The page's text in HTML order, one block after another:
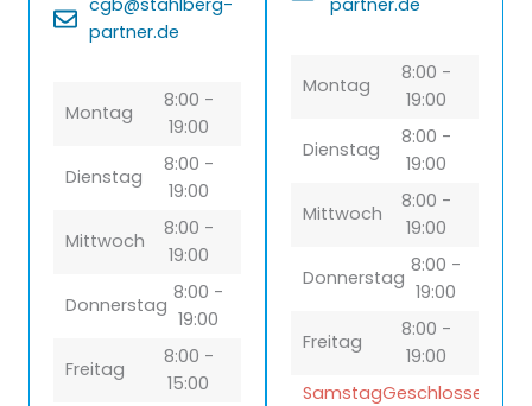
partner.de
Montag
8:00 -
19:00
Dienstag
8:00 -
19:00
Mittwoch
8:00 -
19:00
Donnerstag
8:00 -
19:00
Freitag
8:00 -
15:00
Montag
8:00 -
19:00
Dienstag
8:00 -
19:00
Mittwoch
8:00 -
19:00
Donnerstag
8:00 -
19:00
Freitag
8:00 -
19:00
SamstagGeschlossen